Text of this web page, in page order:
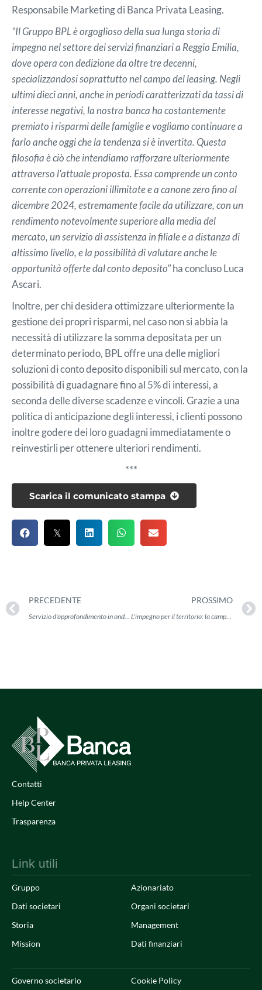
Responsabile Marketing di Banca Privata Leasing.
"Il Gruppo BPL è orgoglioso della sua lunga storia di
impegno nel settore dei servizi finanziari a Reggio Emilia,
dove opera con dedizione da oltre tre decenni,
specializzandosi soprattutto nel campo del leasing. Negli
ultimi dieci anni, anche in periodi caratterizzati da tassi di
interesse negativi, la nostra banca ha costantemente
premiato i risparmi delle famiglie e vogliamo continuare a
farlo anche oggi che la tendenza si è invertita. Questa
filosofia è ciò che intendiamo rafforzare ulteriormente
attraverso l'attuale proposta. Essa comprende un conto
corrente con operazioni illimitate e a canone zero fino al
dicembre 2024, estremamente facile da utilizzare, con un
rendimento notevolmente superiore alla media del
mercato, un servizio di assistenza in filiale e a distanza di
altissimo livello, e la possibilità di valutare anche le
opportunità offerte dal conto deposito"ha concluso Luca
Ascari.
Inoltre, per chi desidera ottimizzare ulteriormente la
gestione dei propri risparmi, nel caso non si abbia la
necessità di utilizzare la somma depositata per un
determinato periodo, BPL offre una delle migliori
soluzioni di conto deposito disponibili sul mercato, con la
possibilità di guadagnare fino al 5% di interessi, a
seconda delle diverse scadenze e vincoli. Grazie a una
politica di anticipazione degli interessi, i clienti possono
inoltre godere dei loro guadagni immediatamente o
reinvestirli per ottenere ulteriori rendimenti.
***
Scarica il comunicato stampa
PRECEDENTE
Servizio d'approfondimento in onda su Telereggio e ER24
PROSSIMO
L'impegno per il territorio: la campagna conti correnti
Contatti
Help Center
Trasparenza
Link utili
Gruppo
Dati societari
Storia
Mission
Azionariato
Organi societari
Management
Dati finanziari
Governo societario Cookie Policy